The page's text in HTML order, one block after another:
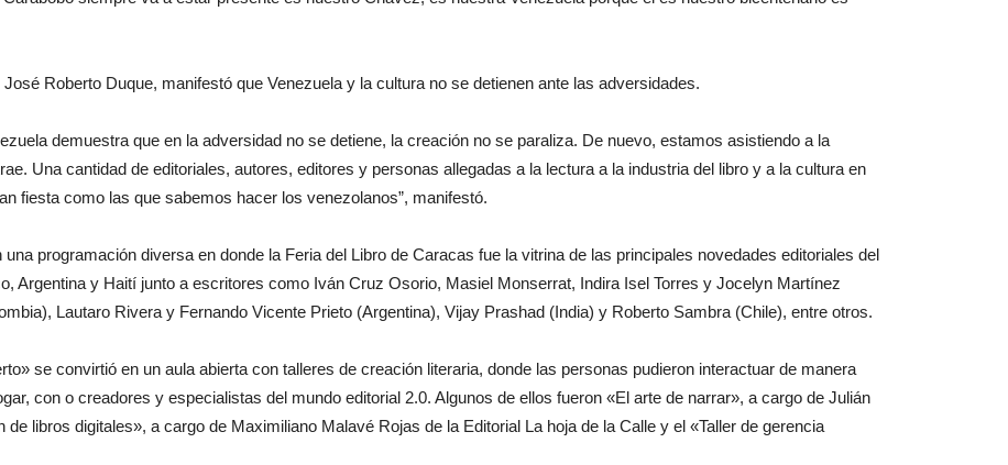
Roberto Duque, manifestó que Venezuela y la cultura no se detienen ante las adversidades.
demuestra que en la adversidad no se detiene, la creación no se paraliza. De nuevo, estamos asistiendo a la
Una cantidad de editoriales, autores, editores y personas allegadas a la lectura a la industria del libro y a la cultura en
fiesta como las que sabemos hacer los venezolanos”, manifestó.
programación diversa en donde la Feria del Libro de Caracas fue la vitrina de las principales novedades editoriales del
Argentina y Haití junto a escritores como Iván Cruz Osorio, Masiel Monserrat, Indira Isel Torres y Jocelyn Martínez
Lautaro Rivera y Fernando Vicente Prieto (Argentina), Vijay Prashad (India) y Roberto Sambra (Chile), entre otros.
se convirtió en un aula abierta con talleres de creación literaria, donde las personas pudieron interactuar de manera
con o creadores y especialistas del mundo editorial 2.0. Algunos de ellos fueron «El arte de narrar», a cargo de Julián
libros digitales», a cargo de Maximiliano Malavé Rojas de la Editorial La hoja de la Calle y el «Taller de gerencia